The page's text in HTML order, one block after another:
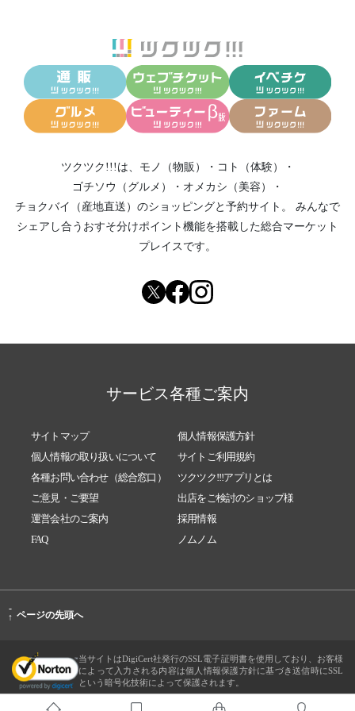
ツクツク!!!は、 モノ（物販） ・ コト（体験）
・
ゴチソウ（グルメ）
・ オメカシ（美容）
・
チョクバイ（産地直送） のショッピングと予約サイト。
みんなで
シェアし合う おすそ分けポイント機能を搭載した総合マーケット
プレイスです。
サービス各種ご案内
サイトマップ
個人情報保護方針
個人情報の取り扱いについて
サイトご利用規約
各種お問い合わせ（総合窓口）
ツクツク!!!アプリとは
ご意見・ご要望
出店をご検討のショップ様
運営会社のご案内
採用情報
FAQ
ノムノム
-
↑ ページの先頭へ
当サイトはDigiCert社発行のSSL電子証明書を使用しており、お客様
によって入力される内容は個人情報保護方針に基づき送信時にSSL
という暗号化技術によって保護されます。